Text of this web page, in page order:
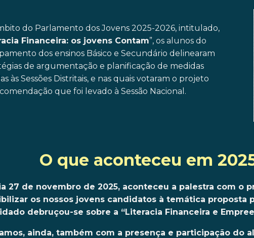
do Parlamento dos Jovens 2025-2026, intitulado,
Financeira: os jovens Contam”, os alunos do
dos ensinos Básico e Secundário delinearam
de argumentação e planificação de medidas
às Sessões Distritais, e nas quais votaram o projeto
que foi levado à Sessão Nacional.
O que aconteceu em
27 de novembro de 2025, aconteceu a palestra com o
os nossos jovens candidatos à temática proposta
debruçou-se sobre a “Literacia Financeira e
ainda, também com a presença e participação do